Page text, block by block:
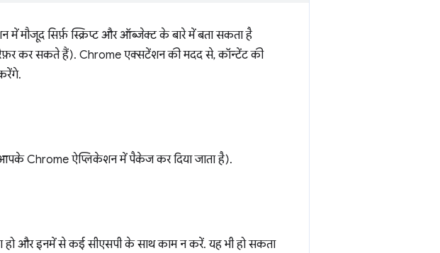
मौजूद सिर्फ़ स्क्रिप्ट और ऑब्जेक्ट के बारे में बता सकता है
कर सकते हैं). Chrome एक्सटेंशन की मदद से, कॉन्टेंट की
Chrome ऐप्लिकेशन में पैकेज कर दिया जाता है).
हो और इनमें से कई सीएसपी के साथ काम न करें. यह भी हो सकता